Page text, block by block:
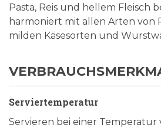
Pasta, Reis und hellem Fleisch
harmoniert mit allen Arten von
milden Käsesorten und
Serviertemperatur
Servieren bei einer Temperatur